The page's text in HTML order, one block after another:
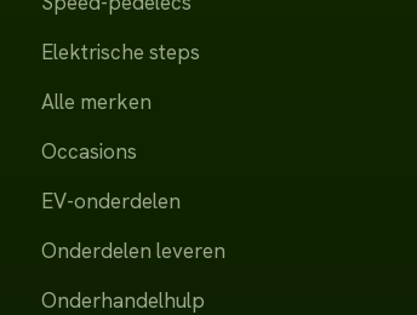
Elektrische steps
Alle merken
Occasions
EV-onderdelen
Onderdelen leveren
Onderhandelhulp